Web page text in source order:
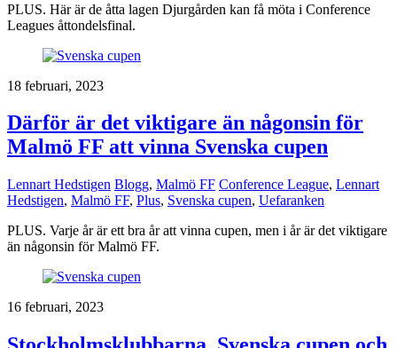
PLUS. Här är de åtta lagen Djurgården kan få möta i Conference
Leagues åttondelsfinal.
18 februari, 2023
Därför är det viktigare än någonsin för
Malmö FF att vinna Svenska cupen
Lennart Hedstigen Blogg, Malmö FF Conference League, Lennart
Hedstigen, Malmö FF, Plus, Svenska cupen, Uefaranken
PLUS. Varje år är ett bra år att vinna cupen, men i år är det viktigare
än någonsin för Malmö FF.
16 februari, 2023